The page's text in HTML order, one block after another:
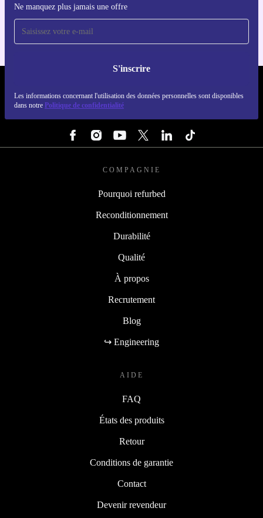
Ne manquez plus jamais une offre
S'inscrire
Les informations concernant l'utilisation des données personnelles sont disponibles
dans notre Politique de confidentialité
Pour iOS et Android
COMPAGNIE
Pourquoi refurbed
Reconditionnement
Durabilité
Qualité
À propos
Recrutement
Blog
↪ Engineering
AIDE
FAQ
États des produits
Retour
Conditions de garantie
Contact
Devenir revendeur